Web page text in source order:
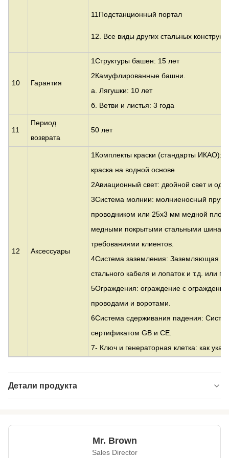
11Подстанционный портал
12. Все виды других стальных
10 Гарантия
1Структуры башен: 15 лет
2Камуфлированные башни.
а. Лягушки: 10 лет
б. Ветви и листья: 3 года
11
Период
возврата
50 лет
12 Аксессуары
1Комплекты краски (стандарты ИКАО):
краска на водной основе
2Авиационный свет: двойной свет и
3Система молнии: молниеносный прут
проводником или 25x3 мм медной
медными покрытыми стальными шинами
требованиями клиентов.
4Система заземления: Заземляющая
стального кабеля и лопаток и т.д. или
5Ограждения: ограждение с
проводами и воротами.
6Система сдерживания падения:
сертификатом GB и CE.
7- Ключ и генераторная клетка: как
Детали продукта
Height: от 10 до 500 м
одиночный монополь
Mr. Brown
Sales Director